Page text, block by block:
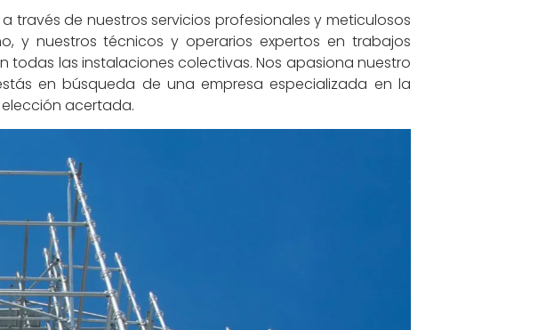
través de nuestros servicios profesionales y meticulosos
y nuestros técnicos y operarios expertos en trabajos
todas las instalaciones colectivas. Nos apasiona nuestro
en búsqueda de una empresa especializada en la
elección acertada.